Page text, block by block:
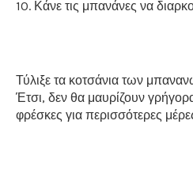
10. Κάνε τις μπανάνες να
Τύλιξε τα κοτσάνια των
Έτσι, δεν θα μαυρίζουν
φρέσκες για περισσότερες